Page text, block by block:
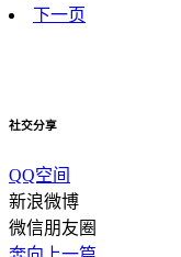
下一页
社交分享
QQ空间
新浪微博
微信朋友圈